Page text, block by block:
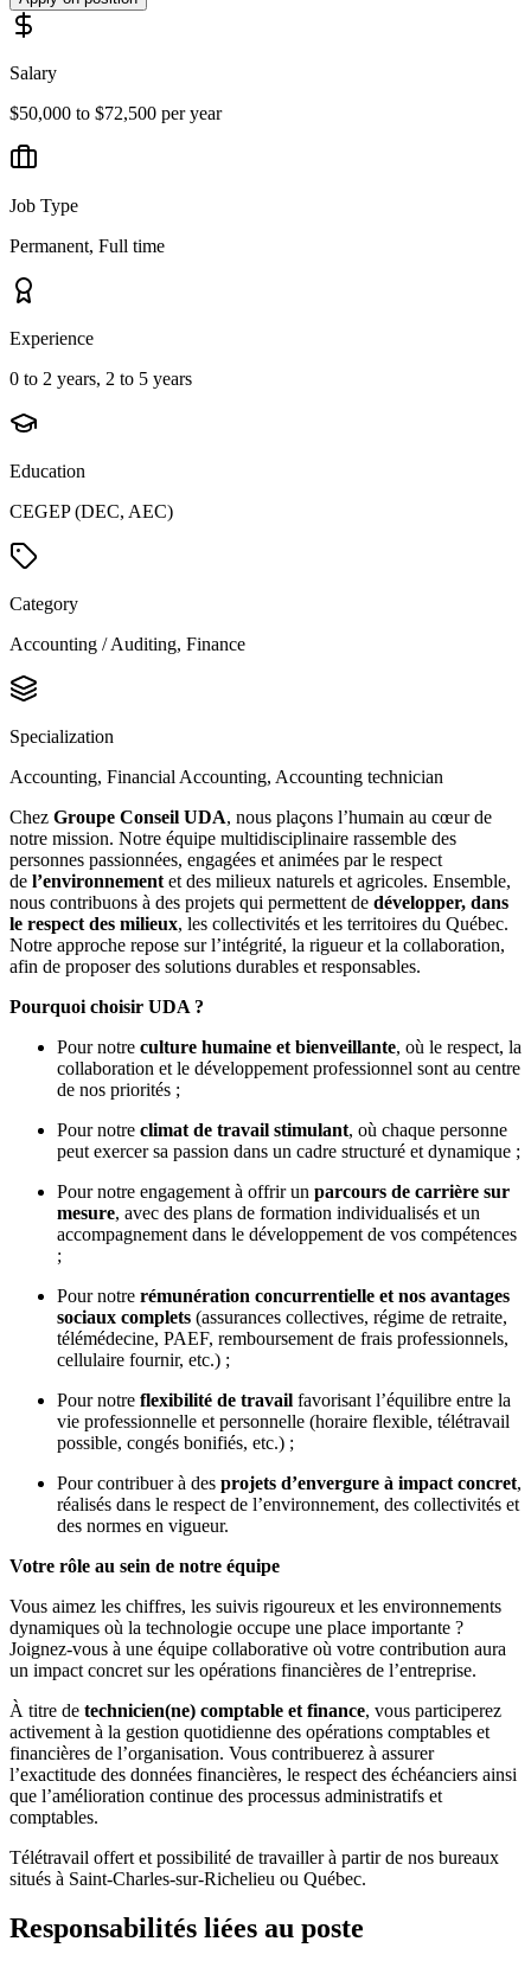
Salary
$50,000 to $72,500 per year
Job Type
Permanent, Full time
Experience
0 to 2 years, 2 to 5 years
Education
CEGEP (DEC, AEC)
Category
Accounting / Auditing, Finance
Specialization
Accounting, Financial Accounting, Accounting technician
Chez Groupe Conseil UDA, nous plaçons l’humain au cœur de
notre mission. Notre équipe multidisciplinaire rassemble des
personnes passionnées, engagées et animées par le respect
de l’environnement et des milieux naturels et agricoles. Ensemble,
nous contribuons à des projets qui permettent de développer, dans
le respect des milieux, les collectivités et les territoires du Québec.
Notre approche repose sur l’intégrité, la rigueur et la collaboration,
afin de proposer des solutions durables et responsables.
Pourquoi choisir UDA ?
Pour notre culture humaine et bienveillante, où le respect, la
collaboration et le développement professionnel sont au centre
de nos priorités ;
Pour notre climat de travail stimulant, où chaque personne
peut exercer sa passion dans un cadre structuré et dynamique ;
Pour notre engagement à offrir un parcours de carrière sur
mesure, avec des plans de formation individualisés et un
accompagnement dans le développement de vos compétences
;
Pour notre rémunération concurrentielle et nos avantages
sociaux complets (assurances collectives, régime de retraite,
télémédecine, PAEF, remboursement de frais professionnels,
cellulaire fournir, etc.) ;
Pour notre flexibilité de travail favorisant l’équilibre entre la
vie professionnelle et personnelle (horaire flexible, télétravail
possible, congés bonifiés, etc.) ;
Pour contribuer à des projets d’envergure à impact concret,
réalisés dans le respect de l’environnement, des collectivités et
des normes en vigueur.
Votre rôle au sein de notre équipe
Vous aimez les chiffres, les suivis rigoureux et les environnements
dynamiques où la technologie occupe une place importante ?
Joignez-vous à une équipe collaborative où votre contribution aura
un impact concret sur les opérations financières de l’entreprise.
À titre de technicien(ne) comptable et finance, vous participerez
activement à la gestion quotidienne des opérations comptables et
financières de l’organisation. Vous contribuerez à assurer
l’exactitude des données financières, le respect des échéanciers ainsi
que l’amélioration continue des processus administratifs et
comptables.
Télétravail offert et possibilité de travailler à partir de nos bureaux
situés à Saint-Charles-sur-Richelieu ou Québec.
Responsabilités liées au poste